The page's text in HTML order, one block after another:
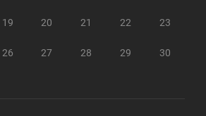
19 20 21 22 23
26 27 28 29 30